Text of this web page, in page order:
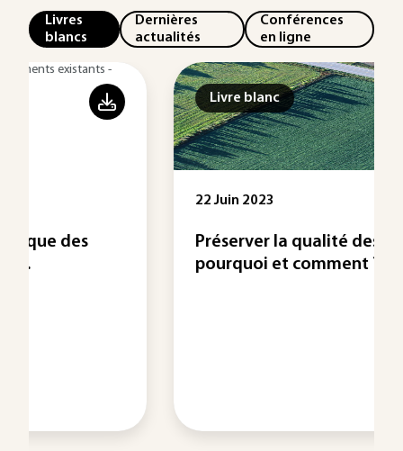
Livres
blancs
Dernières
actualités
Conférences
en ligne
Livre blanc
Préserver la qualité des sols :
pourquoi et comment ?